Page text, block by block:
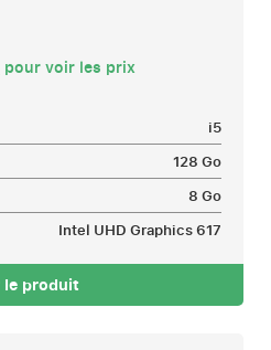
pour voir les prix
i5
128 Go
8 Go
Intel UHD Graphics 617
le produit